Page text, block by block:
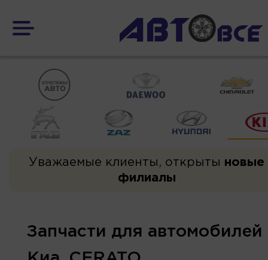
Уважаемые клиенты, открыты новые
филиалы
Запчасти для